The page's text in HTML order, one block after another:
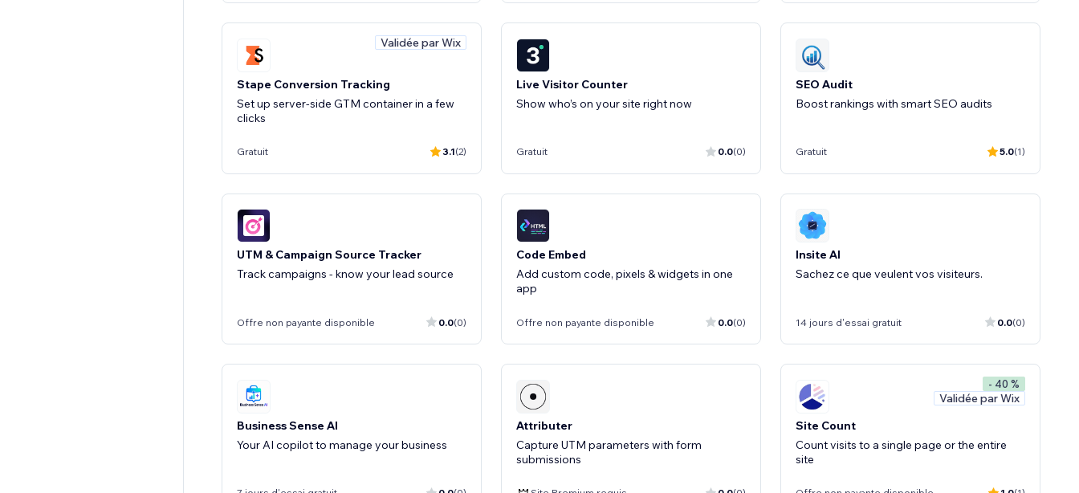
Validée par Wix
Stape Conversion Tracking
Set up server-side GTM container in a few
clicks
Gratuit 3.1(2)
Live Visitor Counter
Show who’s on your site right now
Gratuit 0.0(0)
SEO Audit
Boost rankings with smart SEO audits
Gratuit 5.0(1)
UTM & Campaign Source Tracker
Track campaigns - know your lead source
Offre non payante disponible 0.0(0)
Code Embed
Add custom code, pixels & widgets in one
app
Offre non payante disponible 0.0(0)
Insite AI
Sachez ce que veulent vos visiteurs.
14 jours d'essai gratuit 0.0(0)
Business Sense AI
Your AI copilot to manage your business
Attributer
Capture UTM parameters with form
submissions
- 40 %
Validée par Wix
Site Count
Count visits to a single page or the entire
site